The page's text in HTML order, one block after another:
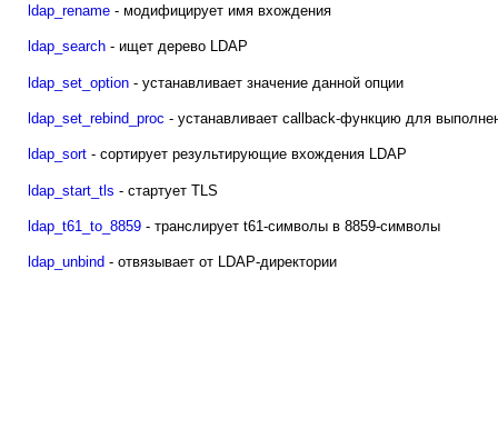
ldap_rename - модифицирует имя вхождения
ldap_search - ищет дерево LDAP
ldap_set_option - устанавливает значение данной опции
ldap_set_rebind_proc - устанавливает callback-функцию для
ldap_sort - сортирует результирующие вхождения LDAP
ldap_start_tls - стартует TLS
ldap_t61_to_8859 - транслирует t61-символы в 8859-символы
ldap_unbind - отвязывает от LDAP-директории